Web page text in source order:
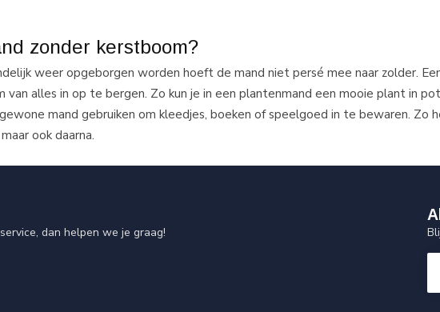
zonder kerstboom?
weer opgeborgen worden hoeft de mand niet persé mee naar zolder.
van alles in op te bergen. Zo kun je in een plantenmand een mooie plant in
mand gebruiken om kleedjes, boeken of speelgoed in te bewaren. Zo
ook daarna.
dan helpen we je graag!